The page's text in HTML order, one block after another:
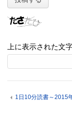
上に表示された文
1日10分読書～2015